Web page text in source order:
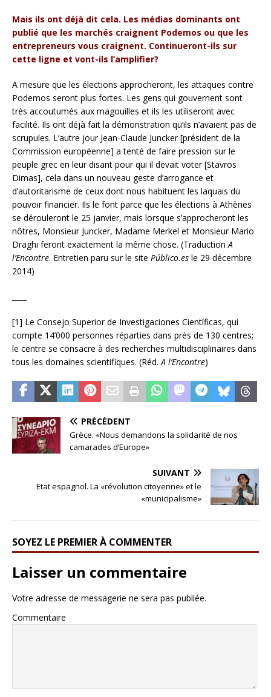
Mais ils ont déjà dit cela. Les médias dominants ont
publié que les marchés craignent Podemos ou que les
entrepreneurs vous craignent. Continueront-ils sur
cette ligne et vont-ils l’amplifier?
A mesure que les élections approcheront, les attaques contre
Podemos seront plus fortes. Les gens qui gouvernent sont
très accoutumés aux magouilles et ils les utiliseront avec
facilité. Ils ont déjà fait la démonstration qu’ils n’avaient pas de
scrupules. L’autre jour Jean-Claude Juncker [président de la
Commission européenne] a tenté de faire pression sur le
peuple grec en leur disant pour qui il devait voter [Stavros
Dimas], cela dans un nouveau geste d’arrogance et
d’autoritarisme de ceux dont nous habituent les laquais du
pouvoir financier. Ils le font parce que les élections à Athènes
se dérouleront le 25 janvier, mais lorsque s’approcheront les
nôtres, Monsieur Juncker, Madame Merkel et Monsieur Mario
Draghi feront exactement la même chose. (TraductionA
l’Encontre. Entretien paru sur le site Público.es le 29 décembre
2014)
[1] Le Consejo Superior de Investigaciones Científicas, qui
compte 14’000 personnes réparties dans près de 130 centres;
le centre se consacre à des recherches multidisciplinaires dans
tous les domaines scientifiques. (Réd.A l’Encontre)
PRÉCÉDENT
Grèce. «Nous demandons la solidarité de nos
camarades d’Europe»
SUIVANT
Etat espagnol. La «révolution citoyenne» et le
«municipalisme»
SOYEZ LE PREMIER À COMMENTER
Laisser un commentaire
Votre adresse de messagerie ne sera pas publiée.
Commentaire